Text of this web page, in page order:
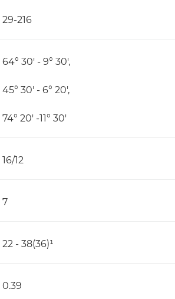
29-216
64° 30' - 9° 30',
45° 30' - 6° 20',
74° 20' -11° 30'
16/12
7
22 - 38(36)¹
0.39